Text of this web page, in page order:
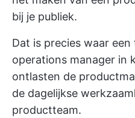
bij je publiek.
Dat is precies waar
operations manager in
ontlasten de
de dagelijkse
productteam.